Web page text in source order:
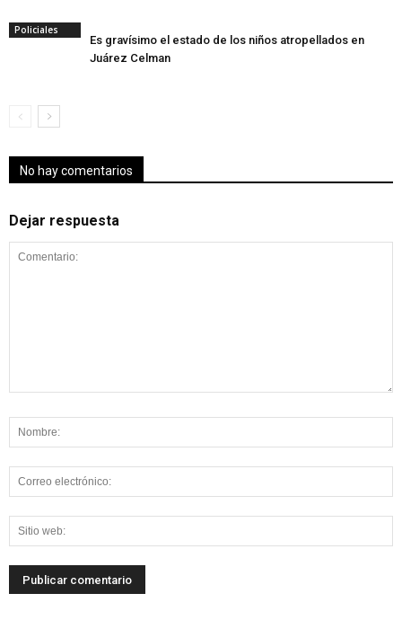
Policiales
Es gravísimo el estado de los niños atropellados en
Juárez Celman
No hay comentarios
Dejar respuesta